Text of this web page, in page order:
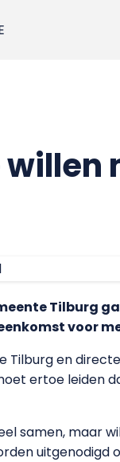
willen
Tilburg
voor
Tilburg en
ertoe leiden
samen, maar